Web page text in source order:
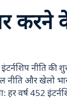
करने
नीति
नीति और खेलो
वर्ष 452